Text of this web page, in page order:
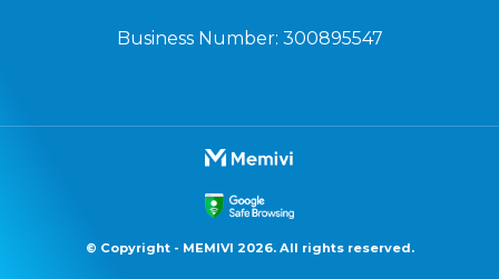
Business Number: 300895547
© Copyright - MEMIVI 2026. All rights reserved.